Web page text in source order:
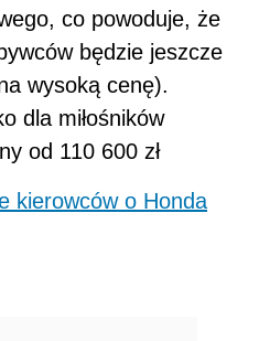
co powoduje, że
będzie jeszcze
wysoką cenę).
dla miłośników
od 110 600 zł
kierowców o Honda